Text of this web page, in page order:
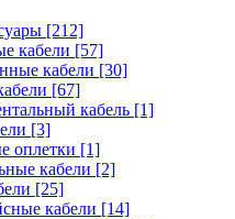
[212]
кабели [57]
кабели [30]
[67]
кабель [1]
[3]
оплетки [1]
кабели [2]
[25]
кабели [14]